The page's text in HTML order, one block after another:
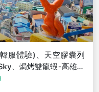
服體驗)、天空膠囊列
、焗烤雙龍蝦-高雄出